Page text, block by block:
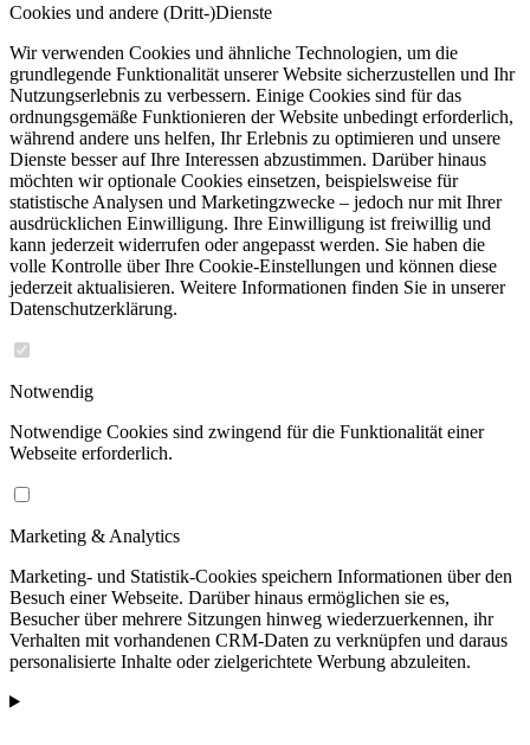
Cookies und andere (Dritt-)Dienste
Wir verwenden Cookies und ähnliche Technologien, um die
grundlegende Funktionalität unserer Website sicherzustellen und Ihr
Nutzungserlebnis zu verbessern. Einige Cookies sind für das
ordnungsgemäße Funktionieren der Website unbedingt erforderlich,
während andere uns helfen, Ihr Erlebnis zu optimieren und unsere
Dienste besser auf Ihre Interessen abzustimmen. Darüber hinaus
möchten wir optionale Cookies einsetzen, beispielsweise für
statistische Analysen und Marketingzwecke – jedoch nur mit Ihrer
ausdrücklichen Einwilligung. Ihre Einwilligung ist freiwillig und
kann jederzeit widerrufen oder angepasst werden. Sie haben die
volle Kontrolle über Ihre Cookie-Einstellungen und können diese
jederzeit aktualisieren. Weitere Informationen finden Sie in unserer
Datenschutzerklärung.
Notwendig
Notwendige Cookies sind zwingend für die Funktionalität einer
Webseite erforderlich.
Marketing & Analytics
Marketing- und Statistik-Cookies speichern Informationen über den
Besuch einer Webseite. Darüber hinaus ermöglichen sie es,
Besucher über mehrere Sitzungen hinweg wiederzuerkennen, ihr
Verhalten mit vorhandenen CRM-Daten zu verknüpfen und daraus
personalisierte Inhalte oder zielgerichtete Werbung abzuleiten.